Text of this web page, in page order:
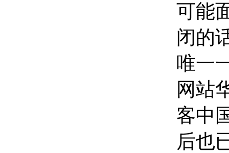
可能
闭的
唯一
网站
客中
后也